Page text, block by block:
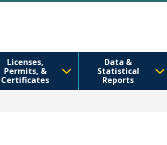
Licenses,
Permits, &
Certificates
Data &
Statistical
Reports